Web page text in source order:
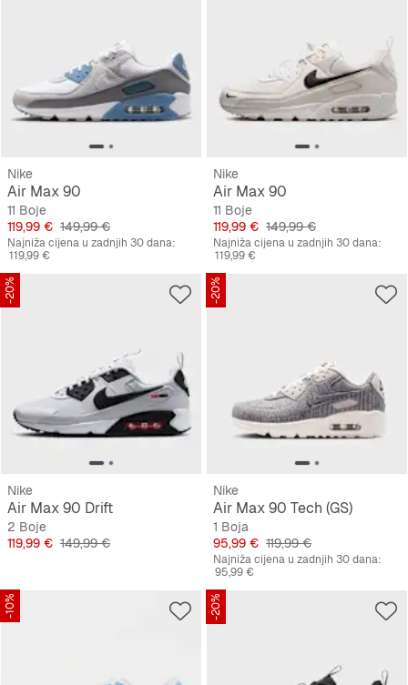
Nike
Air Max 90
11 Boje
Cijena
119,99 € Originalna cijena
149,99 €
Najniža cijena u zadnjih 30 dana:
119,99 €
Nike
Air Max 90
11 Boje
Cijena
119,99 € Originalna cijena
149,99 €
Najniža cijena u zadnjih 30 dana:
119,99 €
-20%
Nike
Air Max 90 Drift
2 Boje
Cijena
119,99 € Originalna cijena
149,99 €
-20%
Nike
Air Max 90 Tech (GS)
1 Boja
Cijena
95,99 € Originalna cijena
119,99 €
Najniža cijena u zadnjih 30 dana:
95,99 €
-10% -20%